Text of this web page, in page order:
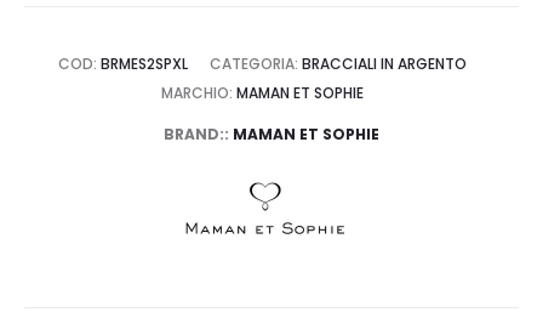
COD: BRMES2SPXL CATEGORIA: BRACCIALI IN ARGENTO
MARCHIO: MAMAN ET SOPHIE
BRAND:: MAMAN ET SOPHIE